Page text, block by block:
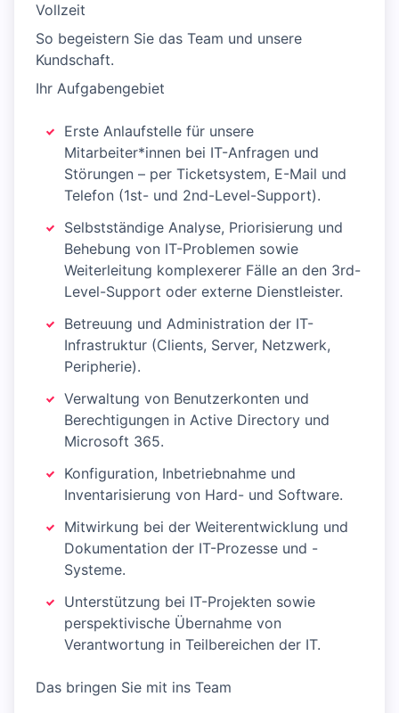
Vollzeit
So begeistern Sie das Team und unsere
Kundschaft.
Ihr Aufgabengebiet
Erste Anlaufstelle für unsere
Mitarbeiter*innen bei IT-Anfragen und
Störungen – per Ticketsystem, E-Mail und
Telefon (1st- und 2nd-Level-Support).
Selbstständige Analyse, Priorisierung und
Behebung von IT-Problemen sowie
Weiterleitung komplexerer Fälle an den 3rd-
Level-Support oder externe Dienstleister.
Betreuung und Administration der IT-
Infrastruktur (Clients, Server, Netzwerk,
Peripherie).
Verwaltung von Benutzerkonten und
Berechtigungen in Active Directory und
Microsoft 365.
Konfiguration, Inbetriebnahme und
Inventarisierung von Hard- und Software.
Mitwirkung bei der Weiterentwicklung und
Dokumentation der IT-Prozesse und -
Systeme.
Unterstützung bei IT-Projekten sowie
perspektivische Übernahme von
Verantwortung in Teilbereichen der IT.
Das bringen Sie mit ins Team